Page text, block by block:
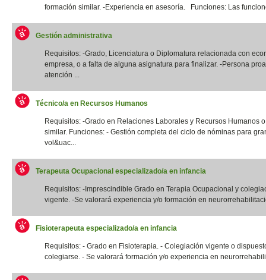
formación similar. -Experiencia en asesoría. Funciones: Las
Gestión administrativa
Requisitos: -Grado, Licenciatura o Diplomatura relacionada con
empresa, o a falta de alguna asignatura para finalizar. -Persona
atención ...
Técnico/a en Recursos Humanos
Requisitos: -Grado en Relaciones Laborales y Recursos Humanos
similar. Funciones: - Gestión completa del ciclo de nóminas para
vol&uac...
Terapeuta Ocupacional especializado/a en infancia
Requisitos: -Imprescindible Grado en Terapia Ocupacional y
vigente. -Se valorará experiencia y/o formación en
Fisioterapeuta especializado/a en infancia
Requisitos: - Grado en Fisioterapia. - Colegiación vigente o
colegiarse. - Se valorará formación y/o experiencia en